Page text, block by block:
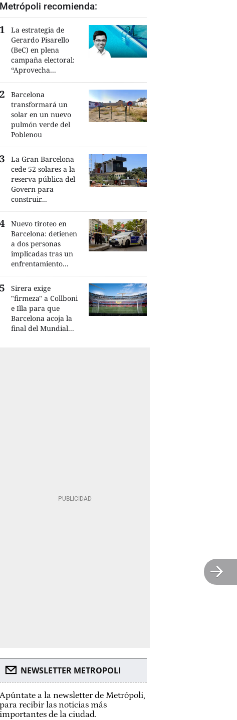
Metrópoli recomienda:
La estrategia de
Gerardo Pisarello
(BeC) en plena
campaña electoral:
“Aprovecha...
Barcelona
transformará un
solar en un nuevo
pulmón verde del
Poblenou
La Gran Barcelona
cede 52 solares a la
reserva pública del
Govern para
construir...
Nuevo tiroteo en
Barcelona: detienen
a dos personas
implicadas tras un
enfrentamiento...
Sirera exige
"firmeza" a Collboni
e Illa para que
Barcelona acoja la
final del Mundial...
NEWSLETTER METROPOLI
Apúntate a la newsletter de Metrópoli,
para recibir las noticias más
importantes de la ciudad.